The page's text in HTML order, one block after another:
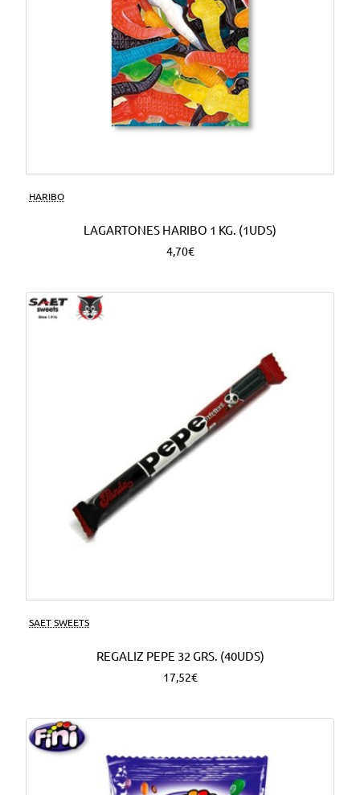
HARIBO
LAGARTONES HARIBO 1 KG. (1UDS)
4,70€
SAET SWEETS
REGALIZ PEPE 32 GRS. (40UDS)
17,52€